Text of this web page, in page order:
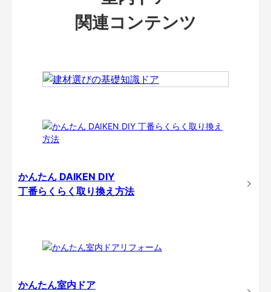
関連コンテンツ
かんたん DAIKEN DIY
丁番らくらく取り換え方法
かんたん室内ドア